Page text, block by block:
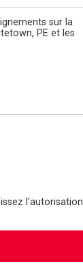
l'autorisation